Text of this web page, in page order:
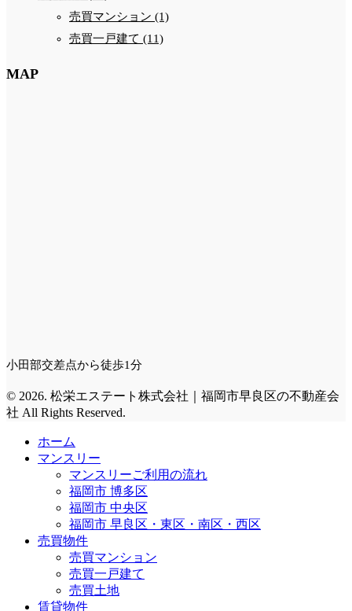
売買マンション (1)
売買一戸建て (11)
MAP
小田部交差点から徒歩1分
© 2026. 松栄エステート株式会社｜福岡市早良区の不動産会
社 All Rights Reserved.
ホーム
マンスリー
マンスリーご利用の流れ
福岡市 博多区
福岡市 中央区
福岡市 早良区・東区・南区・西区
売買物件
売買マンション
売買一戸建て
売買土地
賃貸物件